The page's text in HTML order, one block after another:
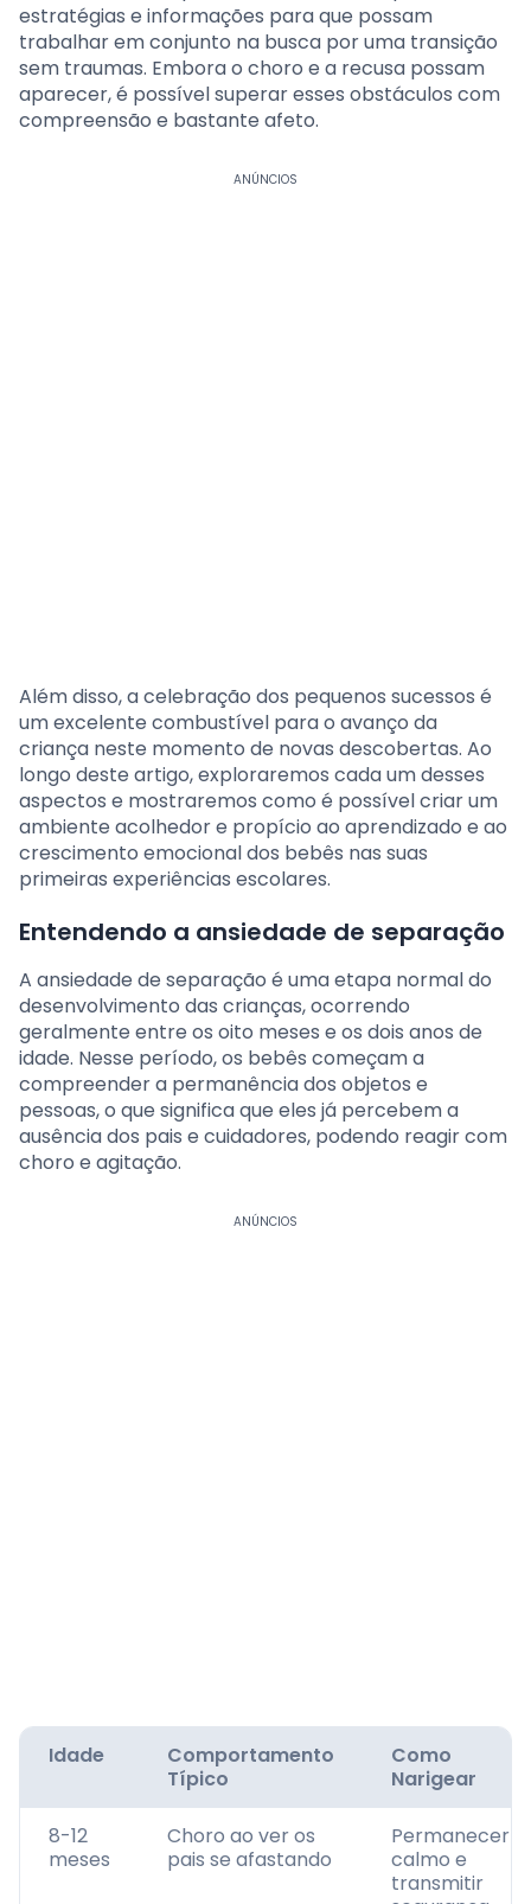
estratégias e informações para que possam
trabalhar em conjunto na busca por uma transição
sem traumas. Embora o choro e a recusa possam
aparecer, é possível superar esses obstáculos com
compreensão e bastante afeto.
ANÚNCIOS
Além disso, a celebração dos pequenos sucessos é
um excelente combustível para o avanço da
criança neste momento de novas descobertas. Ao
longo deste artigo, exploraremos cada um desses
aspectos e mostraremos como é possível criar um
ambiente acolhedor e propício ao aprendizado e ao
crescimento emocional dos bebês nas suas
primeiras experiências escolares.
Entendendo a ansiedade de separação
A ansiedade de separação é uma etapa normal do
desenvolvimento das crianças, ocorrendo
geralmente entre os oito meses e os dois anos de
idade. Nesse período, os bebês começam a
compreender a permanência dos objetos e
pessoas, o que significa que eles já percebem a
ausência dos pais e cuidadores, podendo reagir com
choro e agitação.
ANÚNCIOS
Idade
Comportamento
Típico
Como
Narigear
8-12
meses
Choro ao ver os
pais se afastando
Permanecer
calmo e
transmitir